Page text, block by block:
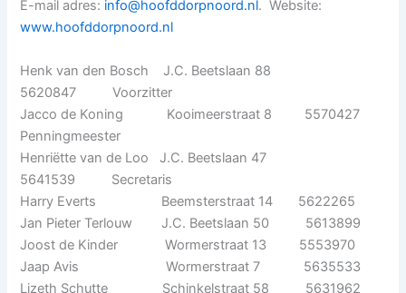
E-mail adres: info@hoofddorpnoord.nl. Website:
www.hoofddorpnoord.nl
Henk van den Bosch J.C. Beetslaan 88
5620847 Voorzitter
Jacco de Koning Kooimeerstraat 8 5570427
Penningmeester
Henriëtte van de Loo J.C. Beetslaan 47
5641539 Secretaris
Harry Everts Beemsterstraat 14 5622265
Jan Pieter Terlouw J.C. Beetslaan 50 5613899
Joost de Kinder Wormerstraat 13 5553970
Jaap Avis Wormerstraat 7 5635533
Lizeth Schutte Schinkelstraat 58 5631962